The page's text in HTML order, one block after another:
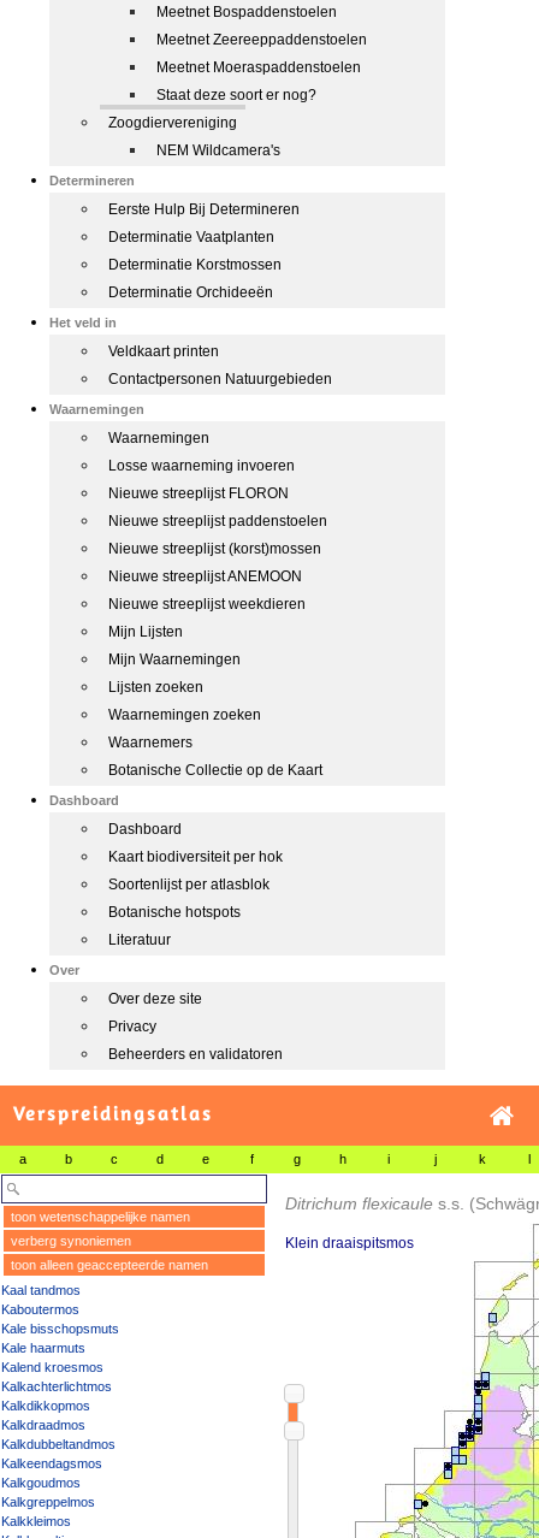
Meetnet Bospaddenstoelen
Meetnet Zeereeppaddenstoelen
Meetnet Moeraspaddenstoelen
Staat deze soort er nog?
Zoogdiervereniging
NEM Wildcamera's
Determineren
Eerste Hulp Bij Determineren
Determinatie Vaatplanten
Determinatie Korstmossen
Determinatie Orchideeën
Het veld in
Veldkaart printen
Contactpersonen Natuurgebieden
Waarnemingen
Waarnemingen
Losse waarneming invoeren
Nieuwe streeplijst FLORON
Nieuwe streeplijst paddenstoelen
Nieuwe streeplijst (korst)mossen
Nieuwe streeplijst ANEMOON
Nieuwe streeplijst weekdieren
Mijn Lijsten
Mijn Waarnemingen
Lijsten zoeken
Waarnemingen zoeken
Waarnemers
Botanische Collectie op de Kaart
Dashboard
Dashboard
Kaart biodiversiteit per hok
Soortenlijst per atlasblok
Botanische hotspots
Literatuur
Over
Over deze site
Privacy
Beheerders en validatoren
Verspreidingsatlas
a b c d e f g h i j k l
toon wetenschappelijke namen
verberg synoniemen
toon alleen geaccepteerde namen
Kaal tandmos
Kaboutermos
Kale bisschopsmuts
Kale haarmuts
Kalend kroesmos
Kalkachterlichtmos
Kalkdikkopmos
Kalkdraadmos
Kalkdubbeltandmos
Kalkeendagsmos
Kalkgoudmos
Kalkgreppelmos
Kalkkleimos
Ditrichum flexicaule s.s.
Klein draaispitsmos